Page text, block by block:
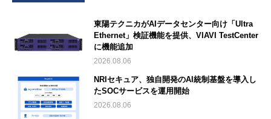
東陽テクニカがAIデータセンター向け「Ultra
Ethernet」検証機能を提供、VIAVI TestCenter
に機能追加
2026.08.06
NRIセキュア、独自開発のAI統制基盤を導入し
たSOCサービスを運用開始
2026.08.06